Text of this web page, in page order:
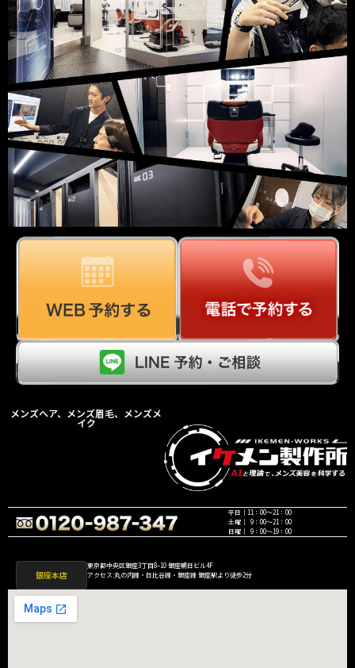
メンズヘア、メンズ眉毛、メンズメ
イク
平日｜11：00〜21：00
土曜｜ 9：00〜21：00
日曜｜ 9：00〜19：00
銀座本店
東京都中央区銀座3丁目8−10 銀座朝日ビル4F
アクセス:丸の内線・日比谷線・銀座線 銀座駅より徒歩2分